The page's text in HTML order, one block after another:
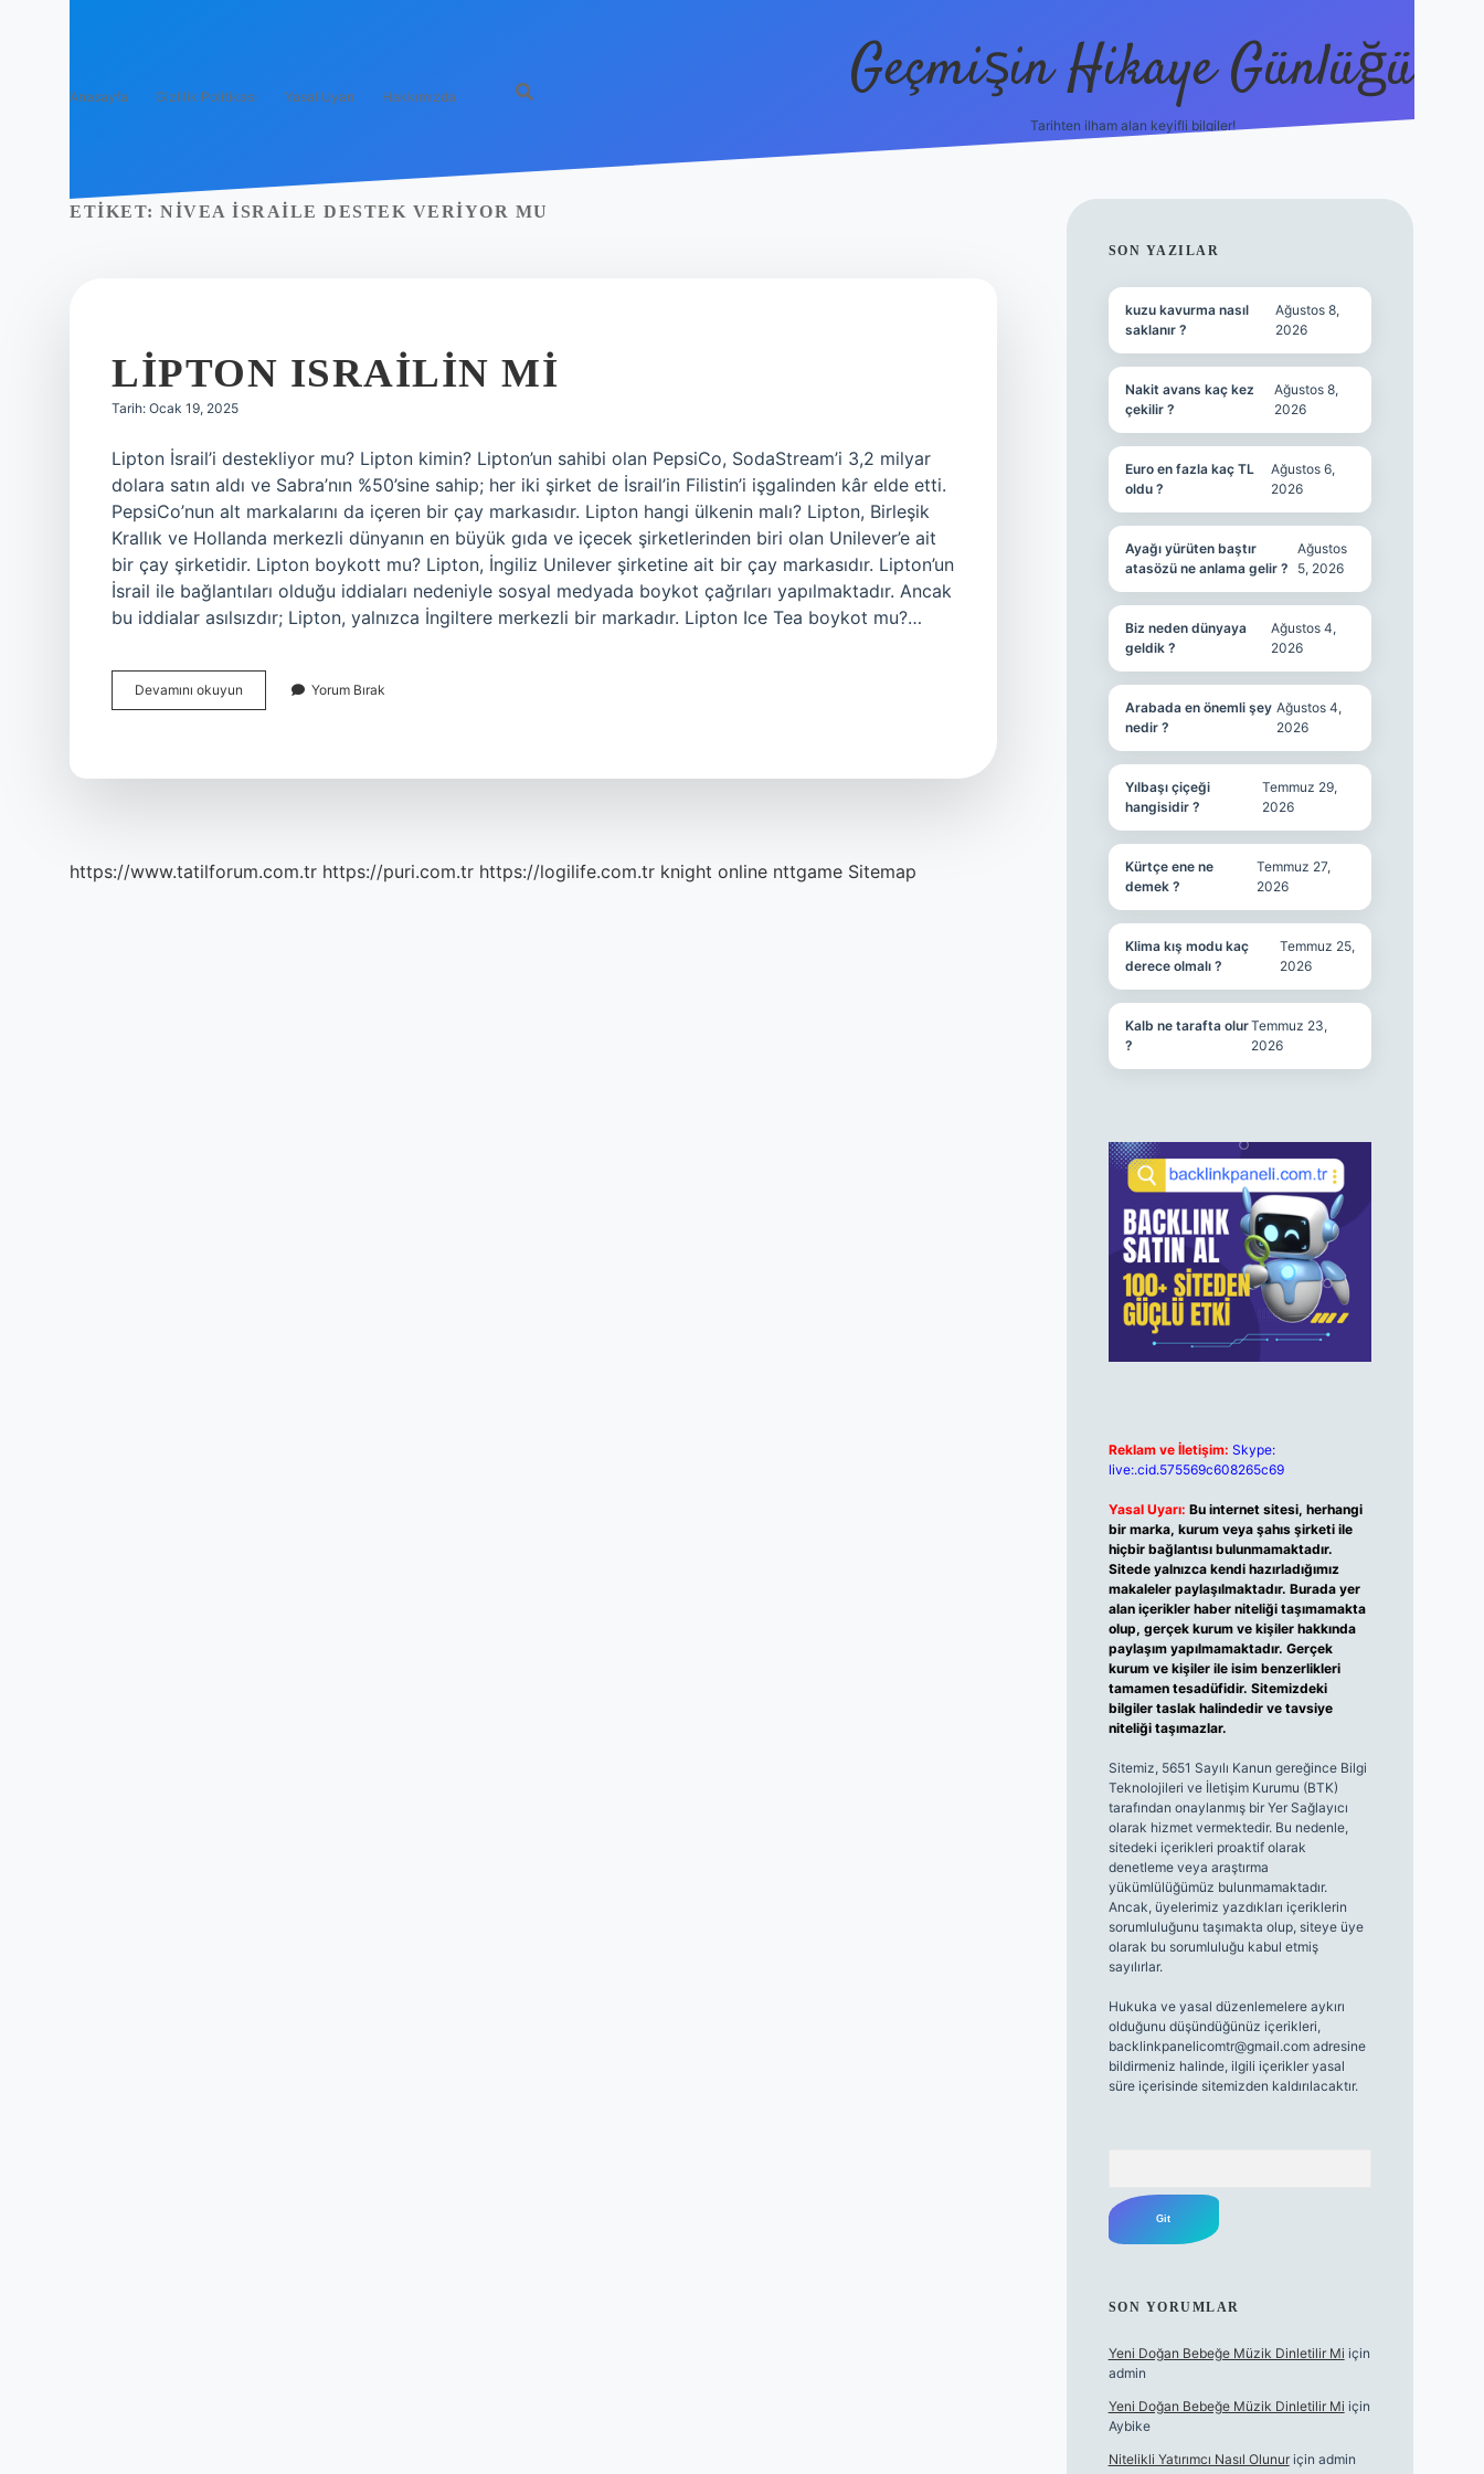
Anasayfa Gizlilik Politikası Yasal Uyarı Hakkımızda Geçmişin Hikaye Günlüğü
Tarihten ilham alan keyifli bilgiler!
ETIKET: NIVEA İSRAILE DESTEK VERIYOR MU
LIPTON ISRAILIN MI
Tarih: Ocak 19, 2025
Lipton İsrail’i destekliyor mu? Lipton kimin? Lipton’un sahibi olan PepsiCo, SodaStream’i 3,2 milyar
dolara satın aldı ve Sabra’nın %50’sine sahip; her iki şirket de İsrail’in Filistin’i işgalinden kâr elde etti.
PepsiCo’nun alt markalarını da içeren bir çay markasıdır. Lipton hangi ülkenin malı? Lipton, Birleşik
Krallık ve Hollanda merkezli dünyanın en büyük gıda ve içecek şirketlerinden biri olan Unilever’e ait
bir çay şirketidir. Lipton boykott mu? Lipton, İngiliz Unilever şirketine ait bir çay markasıdır. Lipton’un
İsrail ile bağlantıları olduğu iddiaları nedeniyle sosyal medyada boykot çağrıları yapılmaktadır. Ancak
bu iddialar asılsızdır; Lipton, yalnızca İngiltere merkezli bir markadır. Lipton Ice Tea boykot mu?…
Devamını okuyun
Israilin
Yorum Bırak
https://www.tatilforum.com.tr https://puri.com.tr https://logilife.com.tr knight online nttgame Sitemap
SIDEBAR
SON YAZILAR
kuzu kavurma nasıl
saklanır ?
Ağustos 8,
2026
Nakit avans kaç kez
çekilir ?
Ağustos 8,
2026
Euro en fazla kaç TL
oldu ?
Ağustos 6,
2026
Ayağı yürüten baştır
atasözü ne anlama gelir ?
Ağustos
5, 2026
Biz neden dünyaya
geldik ?
Ağustos 4,
2026
Arabada en önemli şey
nedir ?
Ağustos 4,
2026
Yılbaşı çiçeği
hangisidir ?
Temmuz 29,
2026
Kürtçe ene ne
demek ?
Temmuz 27,
2026
Klima kış modu kaç
derece olmalı ?
Temmuz 25,
2026
Kalb ne tarafta olur
?
Temmuz 23,
2026
Reklam ve İletişim: Skype:
live:.cid.575569c608265c69
Yasal Uyarı: Bu internet sitesi, herhangi
bir marka, kurum veya şahıs şirketi ile
hiçbir bağlantısı bulunmamaktadır.
Sitede yalnızca kendi hazırladığımız
makaleler paylaşılmaktadır. Burada yer
alan içerikler haber niteliği taşımamakta
olup, gerçek kurum ve kişiler hakkında
paylaşım yapılmamaktadır. Gerçek
kurum ve kişiler ile isim benzerlikleri
tamamen tesadüfidir. Sitemizdeki
bilgiler taslak halindedir ve tavsiye
niteliği taşımazlar.
Sitemiz, 5651 Sayılı Kanun gereğince Bilgi
Teknolojileri ve İletişim Kurumu (BTK)
tarafından onaylanmış bir Yer Sağlayıcı
olarak hizmet vermektedir. Bu nedenle,
sitedeki içerikleri proaktif olarak
denetleme veya araştırma
yükümlülüğümüz bulunmamaktadır.
Ancak, üyelerimiz yazdıkları içeriklerin
sorumluluğunu taşımakta olup, siteye üye
olarak bu sorumluluğu kabul etmiş
sayılırlar.
Hukuka ve yasal düzenlemelere aykırı
olduğunu düşündüğünüz içerikleri,
backlinkpanelicomtr@gmail.comadresine
bildirmeniz halinde, ilgili içerikler yasal
süre içerisinde sitemizden kaldırılacaktır.
SON YORUMLAR
Yeni Doğan Bebeğe Müzik Dinletilir Mi için
admin
Yeni Doğan Bebeğe Müzik Dinletilir Mi için
Aybike
Nitelikli Yatırımcı Nasıl Olunuriçin admin
betbox giriş